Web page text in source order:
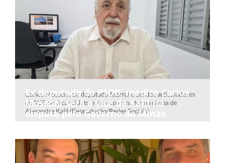
Ex-deputado do PSDB, médico Carlos
Mosconi será o vice de Kalil na
disputa pelo Governo de Minas